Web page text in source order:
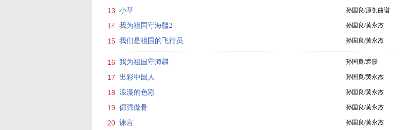
13 小草 孙国良/原创曲谱
14 我为祖国守海疆2 孙国良/黄永杰
15 我们是祖国的飞行员 孙国良/黄永杰
16 我为祖国守海疆 孙国良/袁霞
17 出彩中国人 孙国良/黄永杰
18 浪漫的色彩 孙国良/黄永杰
19 倔强傲骨 孙国良/黄永杰
20 谏言 孙国良/黄永杰